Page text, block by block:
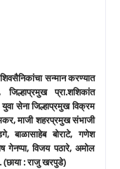
सन्मान करण्यात
जिल्हाप्रमुख प्रा.शशिकांत
युवा सेना जिल्हाप्रमुख विक्रम
,माजी शहरप्रमुख संभाजी
,बाळासाहेब बोराटे,गणेश
गेनप्पा,विजय पठारे,अमोल
. (छाया:राजु खरपुडे)